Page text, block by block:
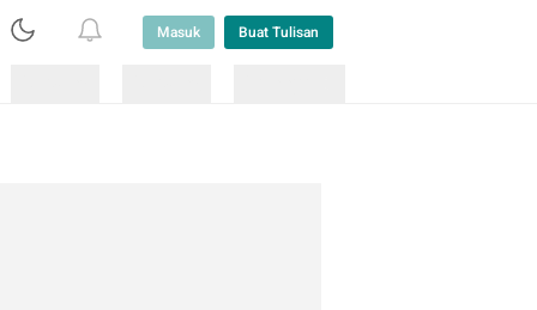
Masuk Buat Tulisan